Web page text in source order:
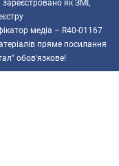
як ЗМІ,
медіа – R40-01167
пряме посилання
обов'язкове!